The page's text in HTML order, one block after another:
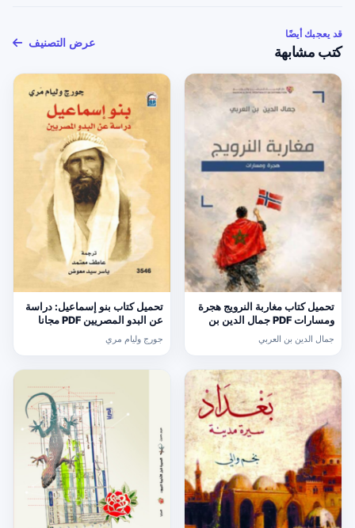
قد يعجبك أيضًا
كتب مشابهة
عرض التصنيف
تحميل كتاب مغاربة النرويج هجرة
ومسارات PDF جمال الدين بن
العربي مجانا
جمال الدين بن العربي
تحميل كتاب بنو إسماعيل: دراسة
عن البدو المصريين PDF مجانا
لجورج وليام مري
جورج وليام مري